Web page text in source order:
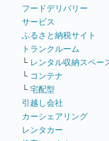
フードデリバリー
サービス
ふるさと納税サイト
トランクルーム
└ レンタル収納スペー
└ コンテナ
└ 宅配型
引越し会社
カーシェアリング
レンタカー